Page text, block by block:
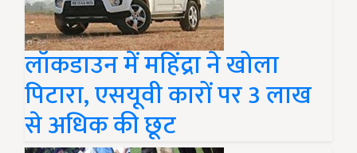
लॉकडाउन में महिंद्रा ने खोला
पिटारा, एसयूवी कारों पर 3 लाख
से अधिक की छूट